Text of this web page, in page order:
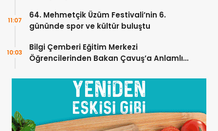
64. Mehmetçik Üzüm Festivali’nin 6.
gününde spor ve kültür buluştu
11:07
Bilgi Çemberi Eğitim Merkezi
Öğrencilerinden Bakan Çavuş’a Anlamlı
10:03